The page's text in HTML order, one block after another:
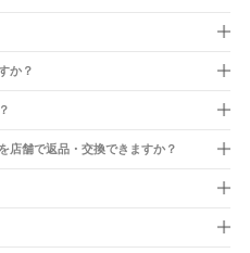
か？
店舗で返品・交換できますか？